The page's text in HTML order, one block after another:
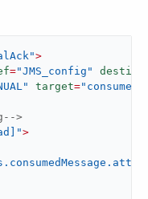
>
="JMS_config"
target=
>
>